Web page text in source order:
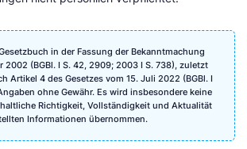
in der Fassung der Bekanntmachung
2002 (BGBl. I S. 42, 2909; 2003 I S. 738), zuletzt
Artikel 4 des Gesetzes vom 15. Juli 2022 (BGBl. I
ohne Gewähr. Es wird insbesondere keine
Richtigkeit, Vollständigkeit und Aktualität
Informationen übernommen.